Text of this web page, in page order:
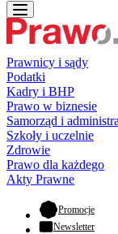
Prawnicy i sądy
Podatki
Kadry i BHP
Prawo w biznesie
Samorząd i
Szkoły i uczelnie
Zdrowie
Prawo dla każdego
Akty Prawne
Promocje-
Newsletter